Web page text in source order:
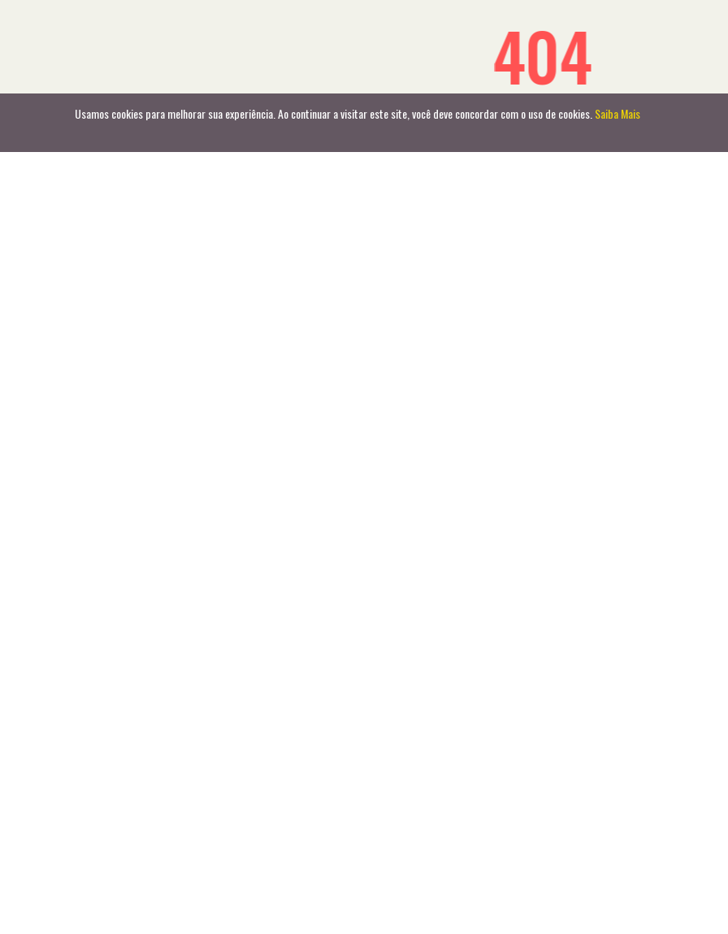
Usamos cookies para melhorar sua experiência. Ao continuar a visitar este site, você deve concordar com o uso de cookies. Saiba Mais
404
Oops! A página que você procura não existe.
Usamos cookies para melhorar sua experiência. Ao continuar a visitar este site, você deve concordar com o uso de cookies. Saiba Mais